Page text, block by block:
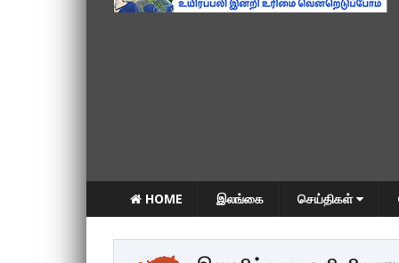
HOME இலங்கை செய்திகள்